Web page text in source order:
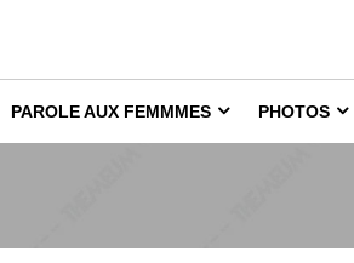
PAROLE AUX FEMMMES PHOTOS